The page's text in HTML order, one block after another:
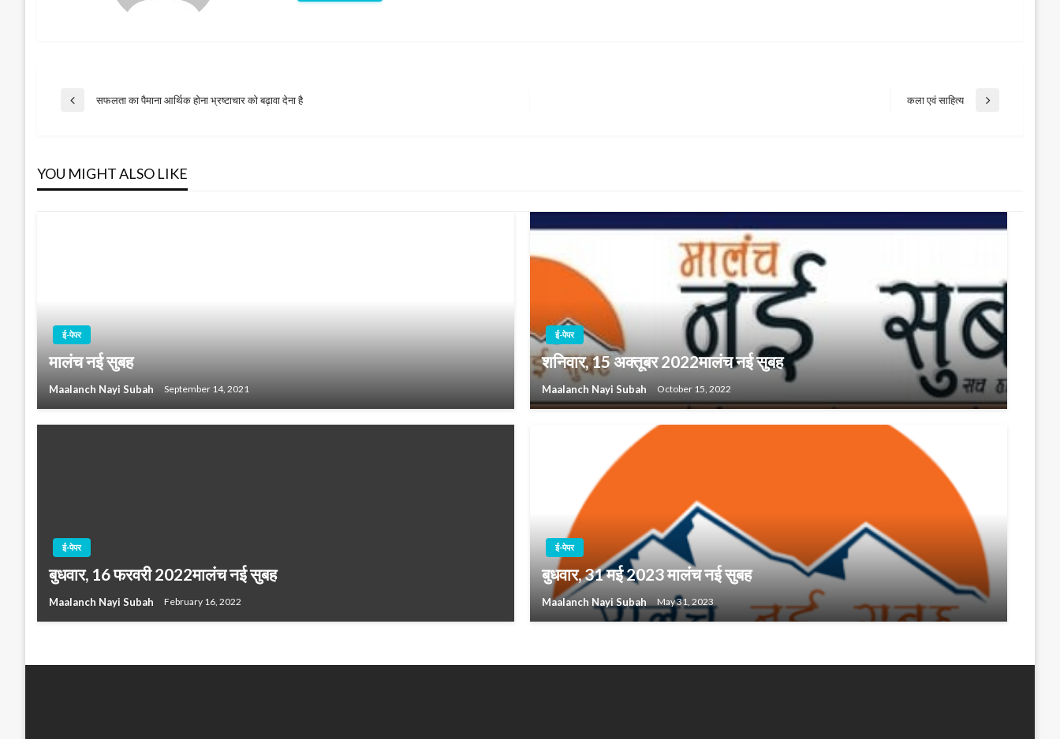
Post
Previous
सफलता का पैमाना आर्थिक होना भ्रष्टाचार को बढ़ावा देना है
Next
कला एवं साहित्य
YOU MIGHT ALSO LIKE
ई-पेपर
मालंच नई सुबह
Maalanch Nayi Subah September 14, 2021
ई-पेपर
शनिवार, 15 अक्तूबर 2022मालंच नई सुबह
Maalanch Nayi Subah October 15, 2022
ई-पेपर
बुधवार, 16 फरवरी 2022मालंच नई सुबह
Maalanch Nayi Subah February 16, 2022
ई-पेपर
बुधवार, 31 मई 2023 मालंच नई सुबह
Maalanch Nayi Subah May 31, 2023